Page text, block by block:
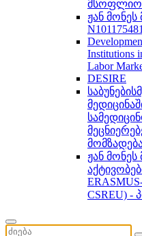
მსოფლიო
ჟან
N101175481
Institutions
Labor
DESIRE
ჟან
CSREU) -